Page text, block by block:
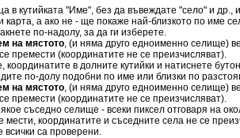
в кутийката "Име", без да въвеждате "село" и
а ако не - ще покаже най-близкото по име
по-надолу, за да ги изберете.
на мястото, (и няма друго едноименно селище)
премести (координатите не се преизчисляват).
координатите в долните кутийки и натиснете
по-долу подобни по име или близки по
на мястото, (и няма друго едноименно селище)
премести (координатите не се преизчисляват).
съседно селище - всеки пиксел отговаря на
мести, координатите и съседните села не се
всички са проверени.